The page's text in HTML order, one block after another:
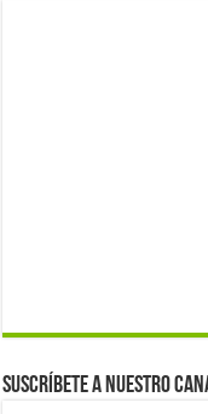
Suscríbete a nuestro